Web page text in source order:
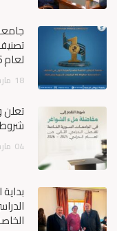
لعام 2026
18
تعلن
04